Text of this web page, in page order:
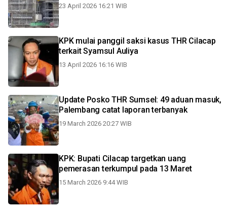
23 April 2026 16:21 WIB
KPK mulai panggil saksi kasus THR Cilacap
terkait Syamsul Auliya
13 April 2026 16:16 WIB
Update Posko THR Sumsel: 49 aduan masuk,
Palembang catat laporan terbanyak
19 March 2026 20:27 WIB
KPK: Bupati Cilacap targetkan uang
pemerasan terkumpul pada 13 Maret
15 March 2026 9:44 WIB